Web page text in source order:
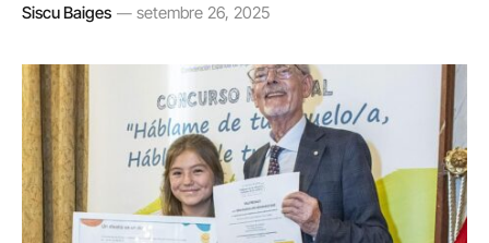
Siscu Baiges setembre 26, 2025